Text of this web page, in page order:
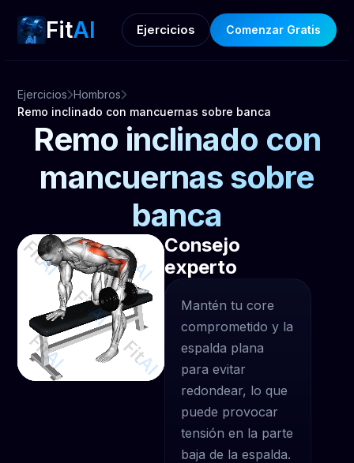
FitAI Ejercicios Comenzar Gratis
Ejercicios Hombros
Remo inclinado con mancuernas sobre banca
Remo inclinado con
mancuernas sobre
banca
Consejo
experto
Mantén tu core
comprometido y la
espalda plana
para evitar
redondear, lo que
puede provocar
tensión en la parte
baja de la espalda.